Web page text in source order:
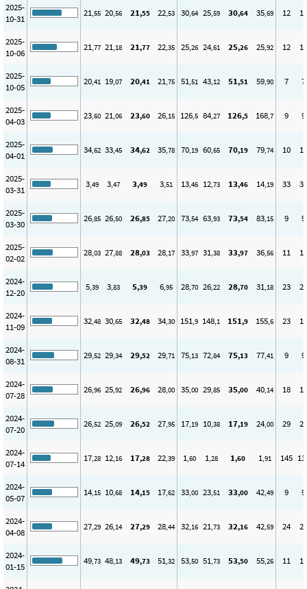
2025-
10-31
21,55 20,56 21,55 22,53 30,64 25,59 30,64 35,69 12 10
2025-
10-06
21,77 21,18 21,77 22,35 25,26 24,61 25,26 25,92 12 10
2025-
10-05
20,41 19,07 20,41 21,75 51,51 43,12 51,51 59,90 7 7
2025-
04-03
23,60 21,06 23,60 26,15 126,5 84,27 126,5 168,7 9 9
2025-
04-01
34,62 33,45 34,62 35,78 70,19 60,65 70,19 79,74 10 10
2025-
03-31
3,49 3,47 3,49 3,51 13,46 12,73 13,46 14,19 33 32
2025-
03-30
26,85 26,50 26,85 27,20 73,54 63,93 73,54 83,15 9 9
2025-
02-02
28,03 27,88 28,03 28,17 33,97 31,38 33,97 36,56 11 10
2024-
12-20
5,39 3,83 5,39 6,95 28,70 26,22 28,70 31,18 23 22
2024-
11-09
32,48 30,65 32,48 34,30 151,9 148,1 151,9 155,6 23 14
2024-
08-31
29,52 29,34 29,52 29,71 75,13 72,84 75,13 77,41 9 9
2024-
07-28
26,96 25,92 26,96 28,00 35,00 29,85 35,00 40,14 18 16
2024-
07-20
26,52 25,09 26,52 27,95 17,19 10,38 17,19 24,00 29 29
2024-
07-14
17,28 12,16 17,28 22,39 1,60 1,28 1,60 1,91 145
2024-
05-07
14,15 10,68 14,15 17,62 33,00 23,51 33,00 42,49 9 9
2024-
04-08
27,29 26,14 27,29 28,44 32,16 21,73 32,16 42,59 24 22
2024-
01-15
49,73 48,13 49,73 51,32 53,50 51,73 53,50 55,26 11 10